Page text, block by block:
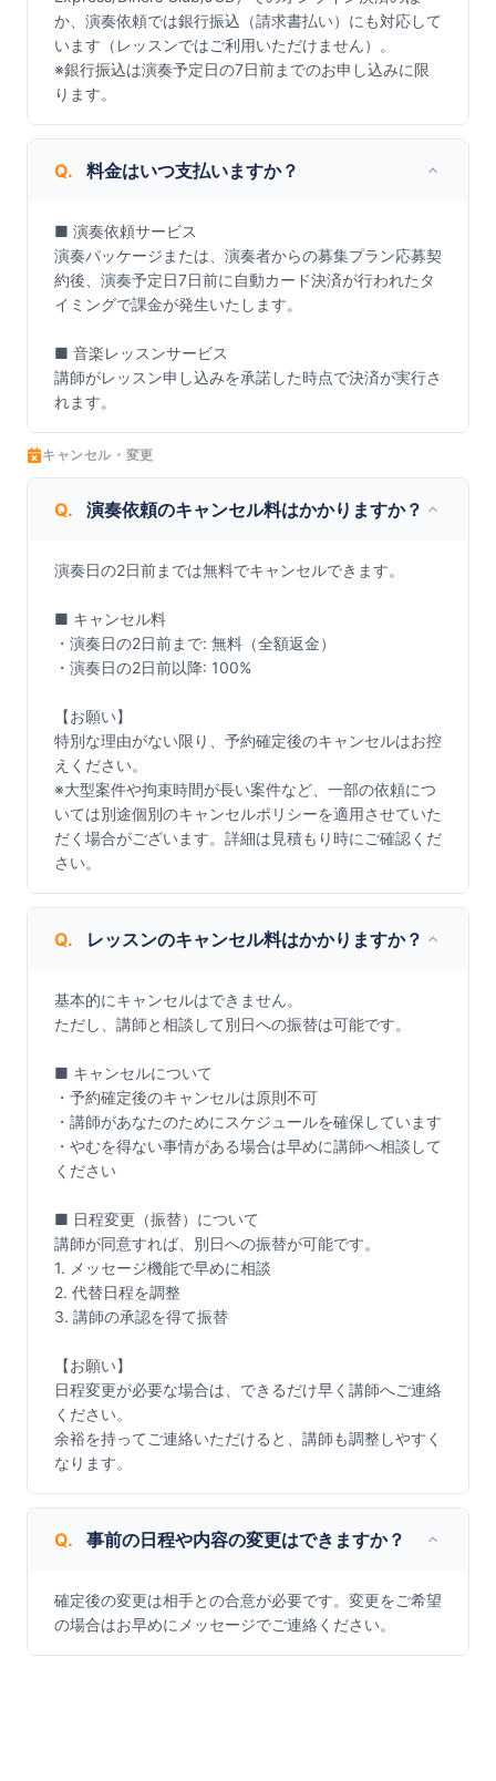
か、演奏依頼では銀行振込（請求書払い）にも対応して
います（レッスンではご利用いただけません）。
※銀行振込は演奏予定日の7日前までのお申し込みに限
ります。
Q. 料金はいつ支払いますか？
■ 演奏依頼サービス
演奏パッケージまたは、演奏者からの募集プラン応募契
約後、演奏予定日7日前に自動カード決済が行われたタ
イミングで課金が発生いたします。
■ 音楽レッスンサービス
講師がレッスン申し込みを承諾した時点で決済が実行さ
れます。
キャンセル・変更
Q. 演奏依頼のキャンセル料はかかりますか？
演奏日の2日前までは無料でキャンセルできます。
■ キャンセル料
・演奏日の2日前まで: 無料（全額返金）
・演奏日の2日前以降: 100%
【お願い】
特別な理由がない限り、予約確定後のキャンセルはお控
えください。
※大型案件や拘束時間が長い案件など、一部の依頼につ
いては別途個別のキャンセルポリシーを適用させていた
だく場合がございます。詳細は見積もり時にご確認くだ
さい。
Q. レッスンのキャンセル料はかかりますか？
基本的にキャンセルはできません。
ただし、講師と相談して別日への振替は可能です。
■ キャンセルについて
・予約確定後のキャンセルは原則不可
・講師があなたのためにスケジュールを確保しています
・やむを得ない事情がある場合は早めに講師へ相談して
ください
■ 日程変更（振替）について
講師が同意すれば、別日への振替が可能です。
1. メッセージ機能で早めに相談
2. 代替日程を調整
3. 講師の承認を得て振替
【お願い】
日程変更が必要な場合は、できるだけ早く講師へご連絡
ください。
余裕を持ってご連絡いただけると、講師も調整しやすく
なります。
Q. 事前の日程や内容の変更はできますか？
確定後の変更は相手との合意が必要です。変更をご希望
の場合はお早めにメッセージでご連絡ください。